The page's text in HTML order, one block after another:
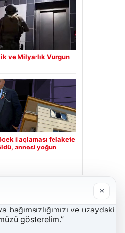
ve Milyarlık Vurgun
ilaçlaması felakete
annesi yoğun
×